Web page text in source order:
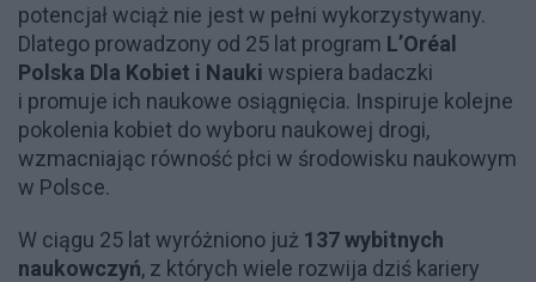
potencjał wciąż nie jest w pełni wykorzystywany.
Dlatego prowadzony od 25 lat program L’Oréal
Polska Dla Kobiet i Nauki wspiera badaczki
i promuje ich naukowe osiągnięcia. Inspiruje kolejne
pokolenia kobiet do wyboru naukowej drogi,
wzmacniając równość płci w środowisku naukowym
w Polsce.
W ciągu 25 lat wyróżniono już 137 wybitnych
naukowczyń, z których wiele rozwija dziś kariery